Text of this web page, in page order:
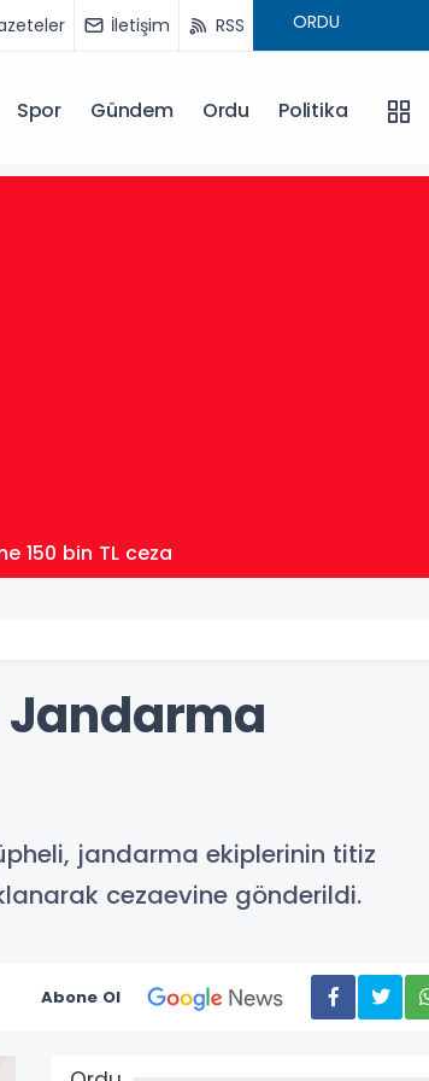
İletişim RSS
Spor Gündem Ordu Politika
150 bin TL ceza
Jandarma
jandarma ekiplerinin titiz
cezaevine gönderildi.
Abone Ol